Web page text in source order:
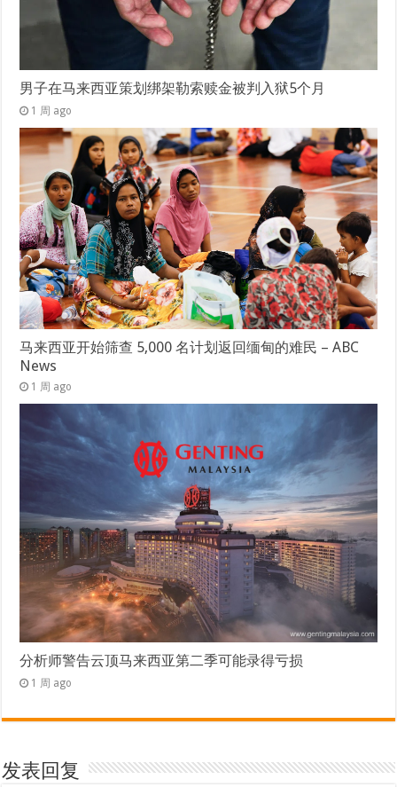
男子在马来西亚策划绑架勒索赎金被判入狱5个月
1 周 ago
马来西亚开始筛查 5,000 名计划返回缅甸的难民 – ABC
News
1 周 ago
分析师警告云顶马来西亚第二季可能录得亏损
1 周 ago
发表回复